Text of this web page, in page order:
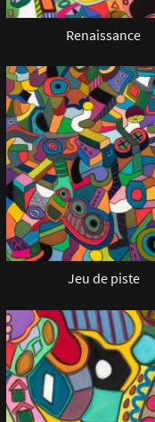
Renaissance
Jeu de piste